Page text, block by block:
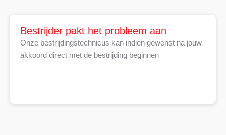
Bestrijder pakt het probleem aan
Onze bestrijdingstechnicus kan indien gewenst na jouw
akkoord direct met de bestrijding beginnen